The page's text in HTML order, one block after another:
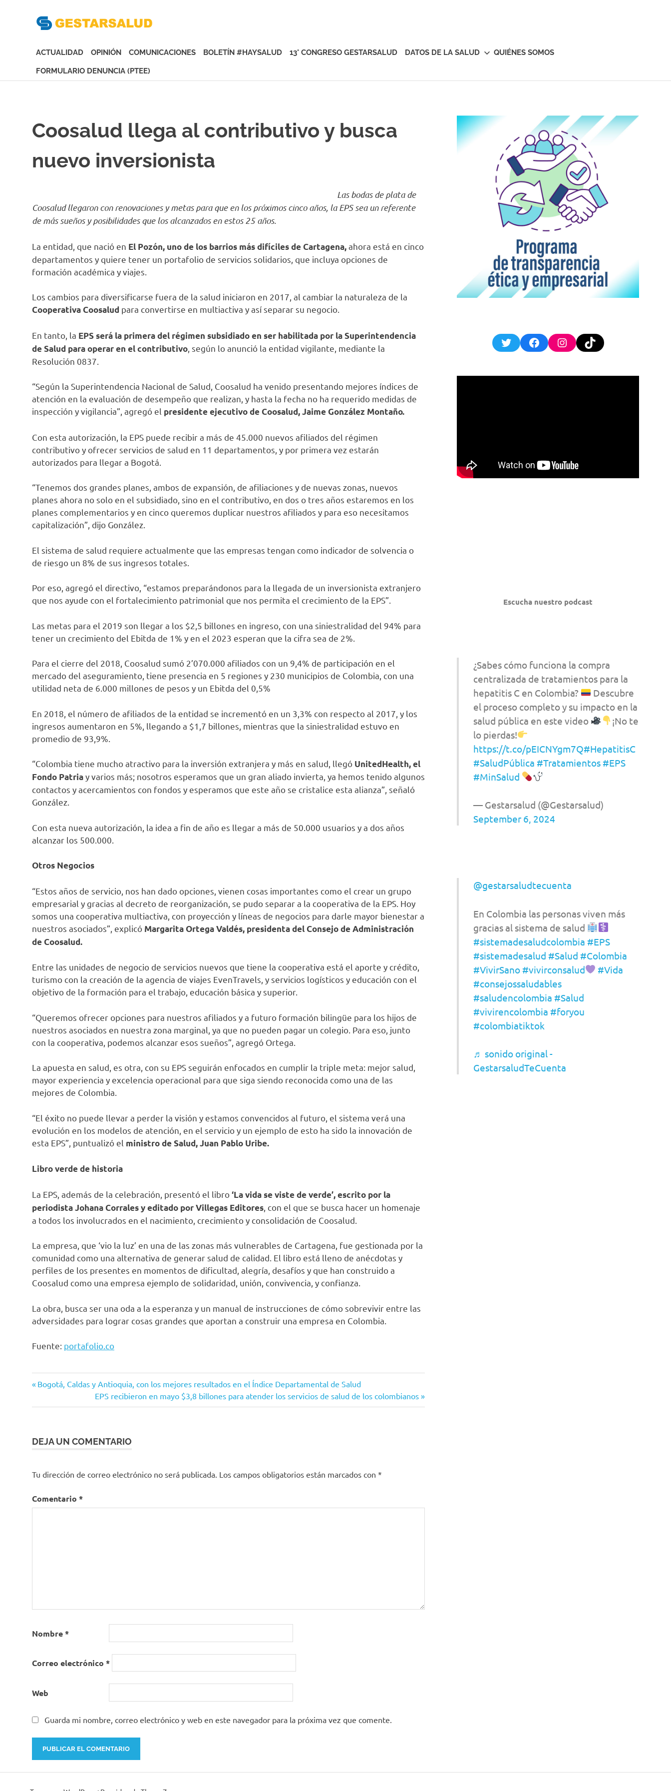
de
Gestoras
del
Salud
ACTUALIDAD OPINIÓN COMUNICACIONES BOLETÍN #HAYSALUD 13° CONGRESO GESTARSALUD DATOS DE LA SALUD QUIÉNES SOMOS
FORMULARIO DENUNCIA (PTEE)
Coosalud llega al contributivo y busca
nuevo inversionista
Las bodas de plata de
Coosalud llegaron con renovaciones y metas para que en los próximos cinco años, la EPS sea un referente
de más sueños y posibilidades que los alcanzados en estos 25 años.
La entidad, que nació en El Pozón, uno de los barrios más difíciles de Cartagena,ahora está en cinco
departamentos y quiere tener un portafolio de servicios solidarios, que incluya opciones de
formación académica y viajes.
Los cambios para diversificarse fuera de la salud iniciaron en 2017, al cambiar la naturaleza de la
Cooperativa Coosalud para convertirse en multiactiva y así separar su negocio.
En tanto, la EPS será la primera del régimen subsidiado en ser habilitada por la Superintendencia
de Salud para operar en el contributivo , según lo anunció la entidad vigilante, mediante la
Resolución 0837.
“Según la Superintendencia Nacional de Salud, Coosalud ha venido presentando mejores índices de
atención en la evaluación de desempeño que realizan, y hasta la fecha no ha requerido medidas de
inspección y vigilancia”, agregó el presidente ejecutivo de Coosalud, Jaime González Montaño.
Con esta autorización, la EPS puede recibir a más de 45.000 nuevos afiliados del régimen
contributivo y ofrecer servicios de salud en 11 departamentos, y por primera vez estarán
autorizados para llegar a Bogotá.
“Tenemos dos grandes planes, ambos de expansión, de afiliaciones y de nuevas zonas, nuevos
planes ahora no solo en el subsidiado, sino en el contributivo, en dos o tres años estaremos en los
planes complementarios y en cinco queremos duplicar nuestros afiliados y para eso necesitamos
capitalización”, dijo González.
El sistema de salud requiere actualmente que las empresas tengan como indicador de solvencia o
de riesgo un 8% de sus ingresos totales.
Por eso, agregó el directivo, “estamos preparándonos para la llegada de un inversionista extranjero
que nos ayude con el fortalecimiento patrimonial que nos permita el crecimiento de la EPS”.
Las metas para el 2019 son llegar a los $2,5 billones en ingreso, con una siniestralidad del 94% para
tener un crecimiento del Ebitda de 1% y en el 2023 esperan que la cifra sea de 2%.
Para el cierre del 2018, Coosalud sumó 2’070.000 afiliados con un 9,4% de participación en el
mercado del aseguramiento, tiene presencia en 5 regiones y 230 municipios de Colombia, con una
utilidad neta de 6.000 millones de pesos y un Ebitda del 0,5%
En 2018, el número de afiliados de la entidad se incrementó en un 3,3% con respecto al 2017, y los
ingresos aumentaron en 5%, llegando a $1,7 billones, mientras que la siniestralidad estuvo en
promedio de 93,9%.
“Colombia tiene mucho atractivo para la inversión extranjera y más en salud, llegó UnitedHealth, el
Fondo Patriay varios más; nosotros esperamos que un gran aliado invierta, ya hemos tenido algunos
contactos y acercamientos con fondos y esperamos que este año se cristalice esta alianza”, señaló
González.
Con esta nueva autorización, la idea a fin de año es llegar a más de 50.000 usuarios y a dos años
alcanzar los 500.000.
Otros Negocios
“Estos años de servicio, nos han dado opciones, vienen cosas importantes como el crear un grupo
empresarial y gracias al decreto de reorganización, se pudo separar a la cooperativa de la EPS. Hoy
somos una cooperativa multiactiva, con proyección y líneas de negocios para darle mayor bienestar a
nuestros asociados”, explicó Margarita Ortega Valdés, presidenta del Consejo de Administración
de Coosalud.
Entre las unidades de negocio de servicios nuevos que tiene la cooperativa está el aporte y crédito,
turismo con la creación de la agencia de viajes EvenTravels, y servicios logísticos y educación con el
objetivo de la formación para el trabajo, educación básica y superior.
“Queremos ofrecer opciones para nuestros afiliados y a futuro formación bilingüe para los hijos de
nuestros asociados en nuestra zona marginal, ya que no pueden pagar un colegio. Para eso, junto
con la cooperativa, podemos alcanzar esos sueños”, agregó Ortega.
La apuesta en salud, es otra, con su EPS seguirán enfocados en cumplir la triple meta: mejor salud,
mayor experiencia y excelencia operacional para que siga siendo reconocida como una de las
mejores de Colombia.
“El éxito no puede llevar a perder la visión y estamos convencidos al futuro, el sistema verá una
evolución en los modelos de atención, en el servicio y un ejemplo de esto ha sido la innovación de
esta EPS”, puntualizó el ministro de Salud, Juan Pablo Uribe.
Libro verde de historia
La EPS, además de la celebración, presentó el libro‘La vida se viste de verde’, escrito por la
periodista Johana Corrales y editado por Villegas Editores , con el que se busca hacer un homenaje
a todos los involucrados en el nacimiento, crecimiento y consolidación de Coosalud.
La empresa, que ‘vio la luz’ en una de las zonas más vulnerables de Cartagena, fue gestionada por la
comunidad como una alternativa de generar salud de calidad. El libro está lleno de anécdotas y
perfiles de los presentes en momentos de dificultad, alegría, desafíos y que han construido a
Coosalud como una empresa ejemplo de solidaridad, unión, convivencia, y confianza.
La obra, busca ser una oda a la esperanza y un manual de instrucciones de cómo sobrevivir entre las
adversidades para lograr cosas grandes que aportan a construir una empresa en Colombia.
Fuente: portafolio.co
Sistema
Navegación
de
Entrada
Bogotá, Caldas y Antioquia, con los mejores resultados en el Índice Departamental de Salud
Siguiente
entrada:
EPS recibieron en mayo $3,8 billones para atender los servicios de salud de los colombianos
DEJA UN COMENTARIO
Tu dirección de correo electrónico no será publicada. Los campos obligatorios están marcados con *
Comentario *
Nombre*
Correo electrónico *
Web
Guarda mi nombre, correo electrónico y web en este navegador para la próxima vez que comente.
TwitterFacebookInstagram
TikTok
Escucha nuestro podcast
¿Sabes cómo funciona la compra
centralizada de tratamientos para la
hepatitis C en Colombia?
Descubre
el proceso completo y su impacto en la
salud pública en este video
¡No te
lo pierdas!
https://t.co/pEICNYgm7Q#HepatitisC
#SaludPública #Tratamientos #EPS
#MinSalud
— Gestarsalud (@Gestarsalud)
September 6, 2024
@gestarsaludtecuenta
En Colombia las personas viven más
gracias al sistema de salud
#sistemadesaludcolombia #EPS
#sistemadesalud #Salud #Colombia
#VivirSano #vivirconsalud
#Vida
#consejossaludables
#saludencolombia #Salud
#vivirencolombia #foryou
#colombiatiktok
♬ sonido original -
GestarsaludTeCuenta